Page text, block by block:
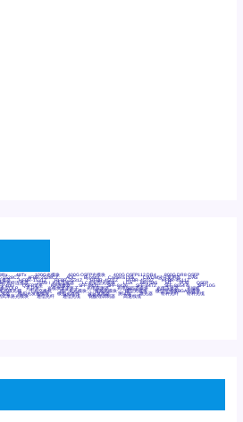
48Tx 100G光模块 400G OSFP光模块 400G QSFP112 DR4 800G DR8 OSFP
1528CZ AFBR-2528CZ AOC Bypass Camera Link CWDM波分复用器 DAS
接器 HFBR-1531Z HFBR-2531Z HFBR-4501Z HFBR-4503Z HFBR-4511Z
光纤连接器 J599Ⅰ光电连接器 LC超短型光模块 LGA Mini SAS MT POB QSFP
40G QSFP笼座 RP连接器 SFF-8431 SFF-8436 SFF-8472 SFF-8654 4i SFP 10G
仪OLP 光开关 光模块笼子座子 光电探测器 光电编码器模块 光电连接器 光端机
品级光耦 千兆交换机 国产化光模块 射频光模块 微型光模块 微型可插拔BGA光模块
发器 模拟光发射模块 模拟光器件 波分复用器 测试版 激光器 特种光纤 特种光缆
式单路光模块 通信光纤 通信光缆 铌酸锂调制器 高速线缆